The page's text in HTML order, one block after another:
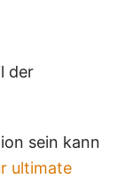
der
sein kann
ultimate